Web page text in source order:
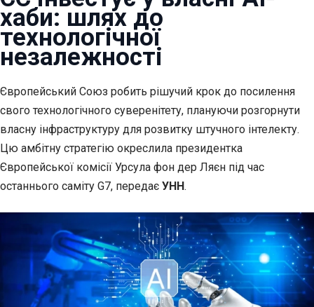
хаби: шлях до
технологічної
незалежності
Європейський Союз робить рішучий крок до посилення
свого технологічного суверенітету, плануючи розгорнути
власну інфраструктуру для розвитку штучного інтелекту.
Цю амбітну стратегію окреслила президентка
Європейської комісії Урсула фон дер Ляєн під час
останнього саміту G7, передає УНН.